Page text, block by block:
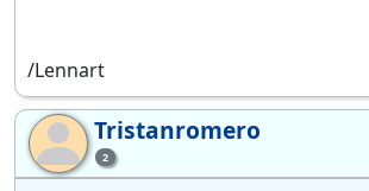
/Lennart
Tr 2
Tristanromero